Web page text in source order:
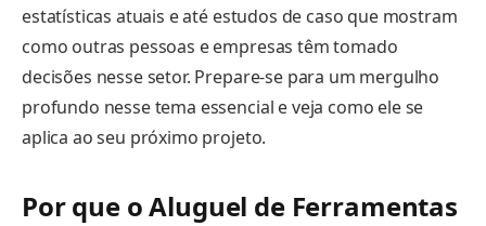
estatísticas atuais e até estudos de caso que mostram
como outras pessoas e empresas têm tomado
decisões nesse setor. Prepare-se para um mergulho
profundo nesse tema essencial e veja como ele se
aplica ao seu próximo projeto.
Por que o Aluguel de Ferramentas